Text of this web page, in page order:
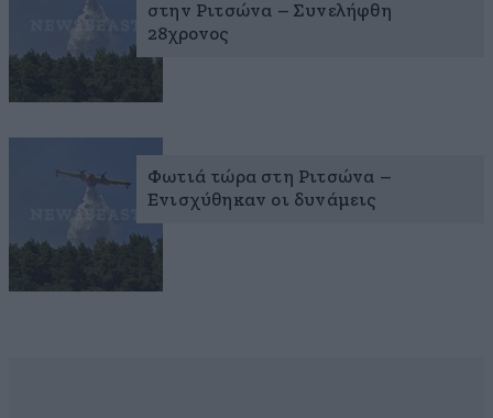
στην Pιτσώνα – Συνελήφθη
28χρονος
Φωτιά τώρα στη Ριτσώνα –
Ενισχύθηκαν οι δυνάμεις